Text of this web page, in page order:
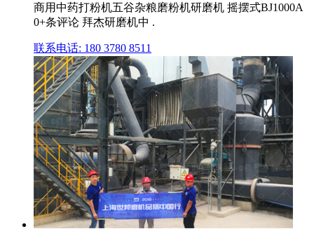
商用中药打粉机五谷杂粮磨粉机研磨机 摇摆式BJ1000A
0+条评论 拜杰研磨机中 .
联系电话: 180 3780 8511